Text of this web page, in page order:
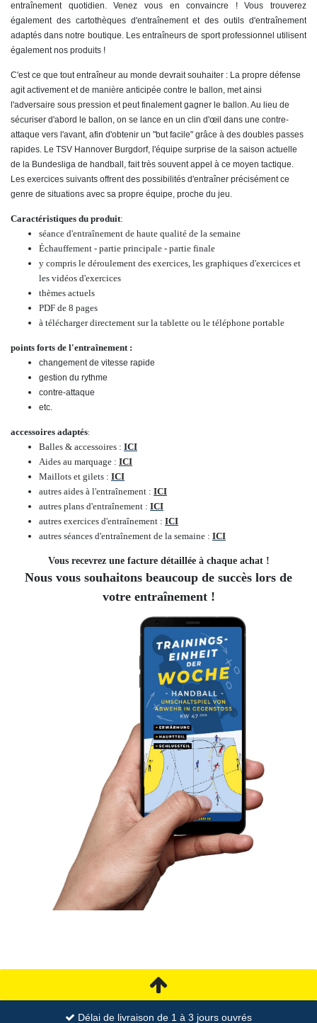
entraînement quotidien. Venez vous en convaincre ! Vous trouverez
également des cartothèques d'entraînement et des outils d'entraînement
adaptés dans notre boutique. Les entraîneurs de sport professionnel utilisent
également nos produits !
C'est ce que tout entraîneur au monde devrait souhaiter : La propre défense
agit activement et de manière anticipée contre le ballon, met ainsi
l'adversaire sous pression et peut finalement gagner le ballon. Au lieu de
sécuriser d'abord le ballon, on se lance en un clin d'œil dans une contre-
attaque vers l'avant, afin d'obtenir un "but facile" grâce à des doubles passes
rapides. Le TSV Hannover Burgdorf, l'équipe surprise de la saison actuelle
de la Bundesliga de handball, fait très souvent appel à ce moyen tactique.
Les exercices suivants offrent des possibilités d'entraîner précisément ce
genre de situations avec sa propre équipe, proche du jeu.
Caractéristiques du produit:
séance d'entraînement de haute qualité de la semaine
Échauffement - partie principale - partie finale
y compris le déroulement des exercices, les graphiques d'exercices et
les vidéos d'exercices
thèmes actuels
PDF de 8 pages
à télécharger directement sur la tablette ou le téléphone portable
points forts de l'entraînement :
changement de vitesse rapide
gestion du rythme
contre-attaque
etc.
accessoires adaptés:
Balles & accessoires : ICI
Aides au marquage : ICI
Maillots et gilets : ICI
autres aides à l'entraînement : ICI
autres plans d'entraînement : ICI
autres exercices d'entraînement : ICI
autres séances d'entraînement de la semaine : ICI
Vous recevrez une facture détaillée à chaque achat !
Nous vous souhaitons beaucoup de succès lors de
votre entraînement !
Délai de livraison de 1 à 3 jours ouvrés